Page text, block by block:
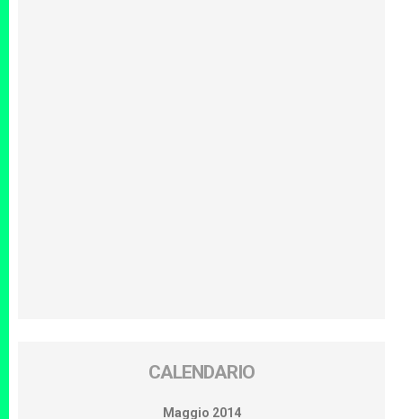
CALENDARIO
Maggio 2014